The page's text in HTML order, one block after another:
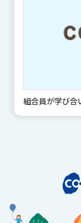
組合員が学び合